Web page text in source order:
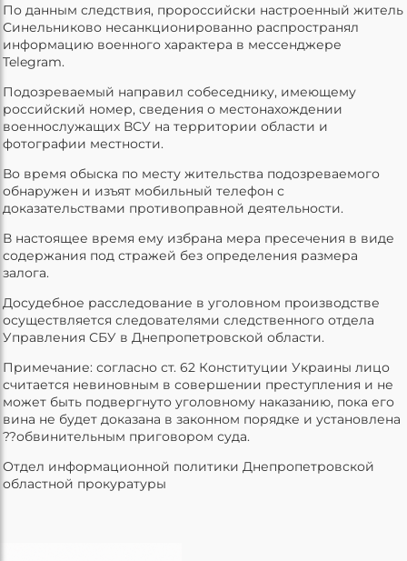
По данным следствия, пророссийски настроенный житель
Синельниково несанкционированно распространял
информацию военного характера в мессенджере
Telegram.
Подозреваемый направил собеседнику, имеющему
российский номер, сведения о местонахождении
военнослужащих ВСУ на территории области и
фотографии местности.
Во время обыска по месту жительства подозреваемого
обнаружен и изъят мобильный телефон с
доказательствами противоправной деятельности.
В настоящее время ему избрана мера пресечения в виде
содержания под стражей без определения размера
залога.
Досудебное расследование в уголовном производстве
осуществляется следователями следственного отдела
Управления СБУ в Днепропетровской области.
Примечание: согласно ст. 62 Конституции Украины лицо
считается невиновным в совершении преступления и не
может быть подвергнуто уголовному наказанию, пока его
вина не будет доказана в законном порядке и установлена
??обвинительным приговором суда.
Отдел информационной политики Днепропетровской
областной прокуратуры